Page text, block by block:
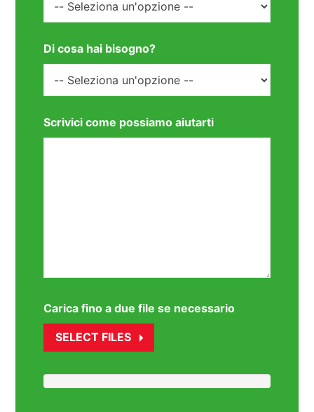
Di cosa hai bisogno?
Scrivici come possiamo aiutarti
Carica fino a due file se necessario
SELECT FILES